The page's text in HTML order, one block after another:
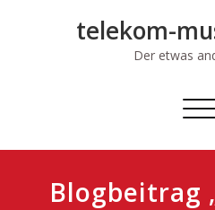
telekom-
Der etwas
Blogbeitrag